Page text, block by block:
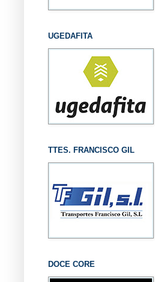
UGEDAFITA
TTES. FRANCISCO GIL
DOCE CORE